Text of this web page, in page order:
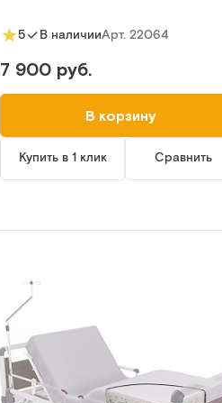
5 В наличииАрт.22064
7 900 руб.
В корзину
Купить в 1 клик Сравнить